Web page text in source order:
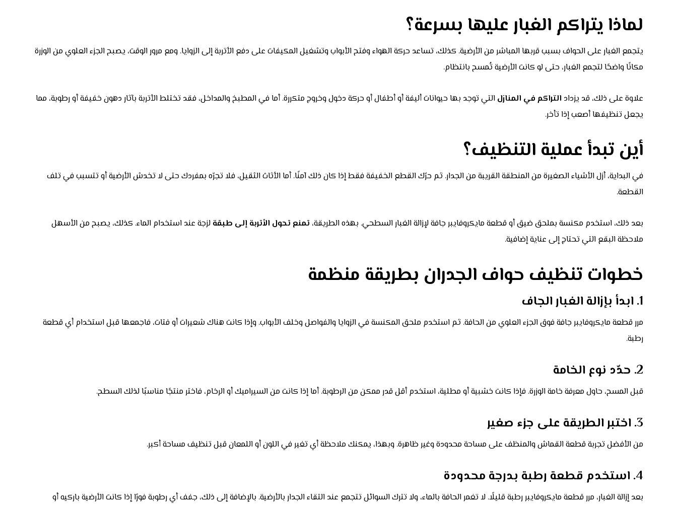
لماذا يتراكم الغبار عليها بسرعة؟
يتجمع الغبار على الحواف بسبب قربها المباشر من الأرضية. كذلك، تساعد حركة الهواء وفتح الأبواب وتشغيل المكيفات على دفع الأتربة إلى الزوايا. ومع مرور الوقت، يصبح الجزء العلوي من الوزرة
مكانًا واضحًا لتجمع الغبار، حتى لو كانت الأرضية تُمسح بانتظام.
علاوة على ذلك، قد يزداد التراكم في المنازل التي توجد بها حيوانات أليفة أو أطفال أو حركة دخول وخروج متكررة. أما في المطبخ والمداخل، فقد تختلط الأتربة بآثار دهون خفيفة أو رطوبة، مما
يجعل تنظيفها أصعب إذا تأخر.
أين تبدأ عملية التنظيف؟
في البداية، أزل الأشياء الصغيرة من المنطقة القريبة من الجدار. ثم حرّك القطع الخفيفة فقط إذا كان ذلك آمنًا. أما الأثاث الثقيل، فلا تجرّه بمفردك حتى لا تخدش الأرضية أو تتسبب في تلف
القطعة.
بعد ذلك، استخدم مكنسة بملحق ضيق أو قطعة مايكروفايبر جافة لإزالة الغبار السطحي. بهذه الطريقة، تمنع تحول الأتربة إلى طبقة لزجة عند استخدام الماء. كذلك، يصبح من الأسهل
ملاحظة البقع التي تحتاج إلى عناية إضافية.
خطوات تنظيف حواف الجدران بطريقة منظمة
1. ابدأ بإزالة الغبار الجاف
مرر قطعة مايكروفايبر جافة فوق الجزء العلوي من الحافة. ثم استخدم ملحق المكنسة في الزوايا والفواصل وخلف الأبواب. وإذا كانت هناك شعيرات أو فتات، فاجمعها قبل استخدام أي قطعة
رطبة.
2. حدّد نوع الخامة
قبل المسح، حاول معرفة خامة الوزرة. فإذا كانت خشبية أو مطلية، استخدم أقل قدر ممكن من الرطوبة. أما إذا كانت من السيراميك أو الرخام، فاختر منتجًا مناسبًا لذلك السطح.
3. اختبر الطريقة على جزء صغير
من الأفضل تجربة قطعة القماش والمنظف على مساحة محدودة وغير ظاهرة. وبهذا، يمكنك ملاحظة أي تغير في اللون أو اللمعان قبل تنظيف مساحة أكبر.
4. استخدم قطعة رطبة بدرجة محدودة
بعد إزالة الغبار، مرر قطعة مايكروفايبر رطبة قليلًا. لا تغمر الحافة بالماء، ولا تترك السوائل تتجمع عند التقاء الجدار بالأرضية. بالإضافة إلى ذلك، جفف أي رطوبة فورًا إذا كانت الأرضية باركيه أو